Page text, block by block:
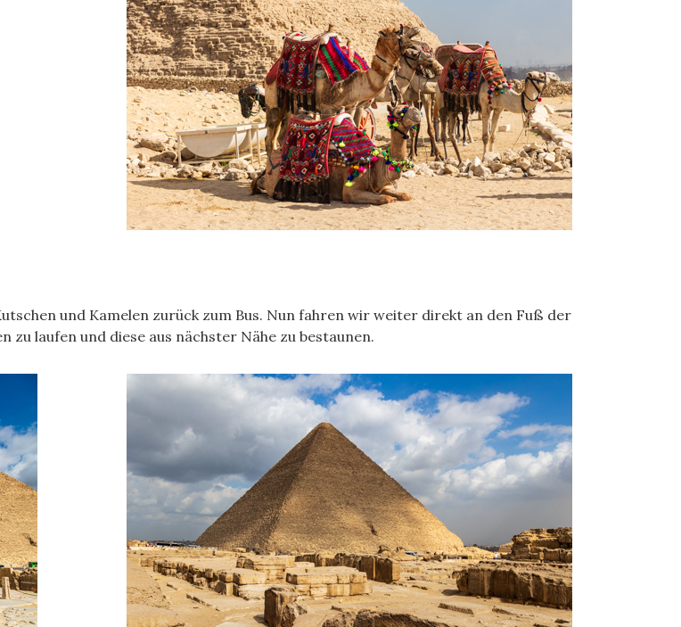
und Kamelen zurück zum Bus. Nun fahren wir weiter direkt an den Fuß der
laufen und diese aus nächster Nähe zu bestaunen.